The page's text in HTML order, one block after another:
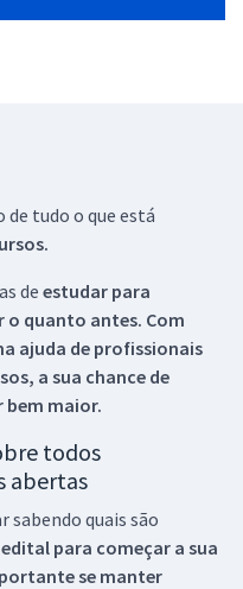
de tudo o que está
de estudar para
o quanto antes. Com
ajuda de profissionais
a sua chance de
bem maior.
todos
abertas
sabendo quais são
para começar a sua
se manter